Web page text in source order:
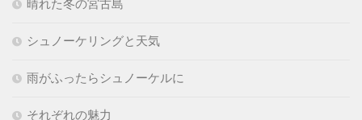
晴れた冬の宮古島
シュノーケリングと天気
雨がふったらシュノーケルに
それぞれの魅力